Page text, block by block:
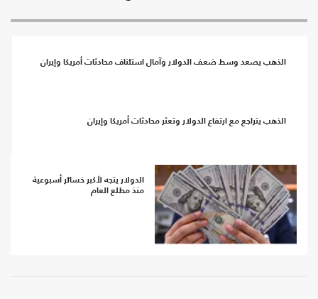
الذهب يصعد وسط ضعف الدولار وآمال استئناف محادثات أمريكا وإيران
الذهب يتراجع مع ارتفاع الدولار وتعثر محادثات أمريكا وإيران
الدولار يتجه لأكبر خسائر أسبوعية
منذ مطلع العام